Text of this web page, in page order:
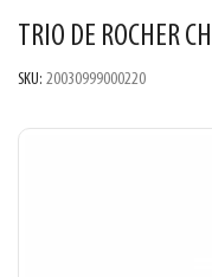
TRIO DE ROCHER
SKU: 20030999000220